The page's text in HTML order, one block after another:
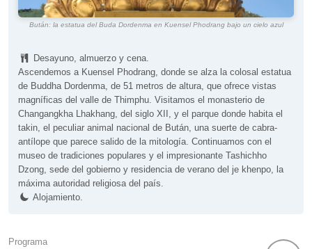
Bután: la estatua del Buda Dordenma en Kuensel Phodrang bajo un cielo azul
Desayuno, almuerzo y cena.
Ascendemos a Kuensel Phodrang, donde se alza la colosal estatua
de Buddha Dordenma, de 51 metros de altura, que ofrece vistas
magníficas del valle de Thimphu. Visitamos el monasterio de
Changangkha Lhakhang, del siglo XII, y el parque donde habita el
takin, el peculiar animal nacional de Bután, una suerte de cabra-
antílope que parece salido de la mitología. Continuamos con el
museo de tradiciones populares y el impresionante Tashichho
Dzong, sede del gobierno y residencia de verano del je khenpo, la
máxima autoridad religiosa del país.
Alojamiento.
Programa